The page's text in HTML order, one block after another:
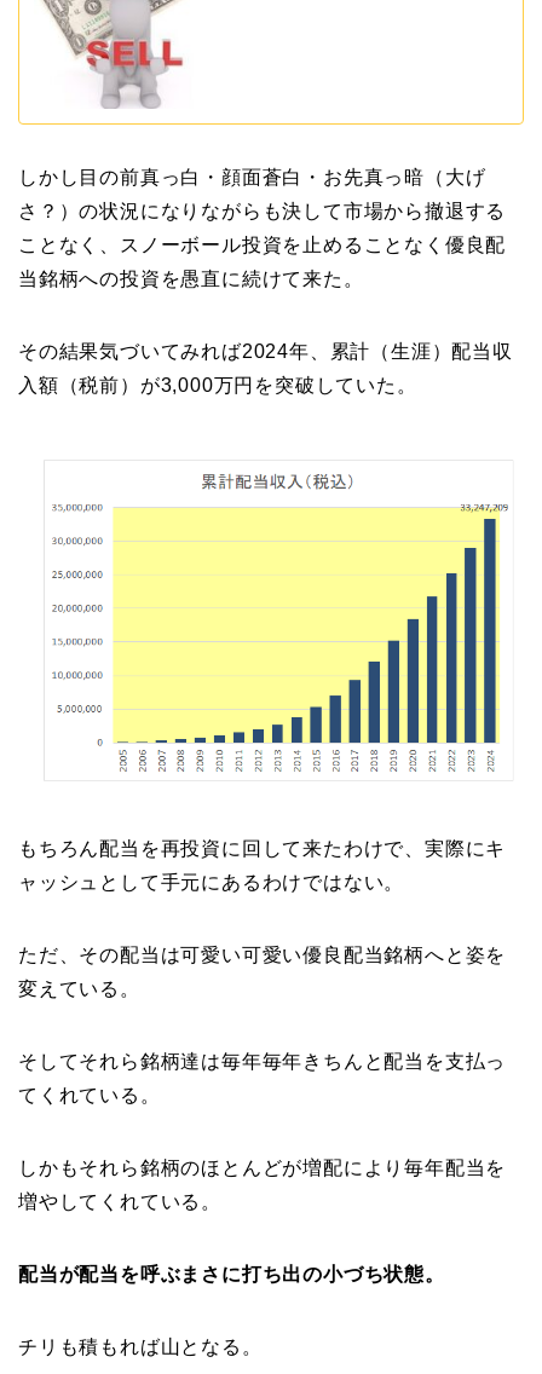
しかし目の前真っ白・顔面蒼白・お先真っ暗（大げ
さ？）の状況になりながらも決して市場から撤退する
ことなく、スノーボール投資を止めることなく優良配
当銘柄への投資を愚直に続けて来た。
その結果気づいてみれば2024年、累計（生涯）配当収
入額（税前）が3,000万円を突破していた。
もちろん配当を再投資に回して来たわけで、実際にキ
ャッシュとして手元にあるわけではない。
ただ、その配当は可愛い可愛い優良配当銘柄へと姿を
変えている。
そしてそれら銘柄達は毎年毎年きちんと配当を支払っ
てくれている。
しかもそれら銘柄のほとんどが増配により毎年配当を
増やしてくれている。
配当が配当を呼ぶまさに打ち出の小づち状態。
チリも積もれば山となる。